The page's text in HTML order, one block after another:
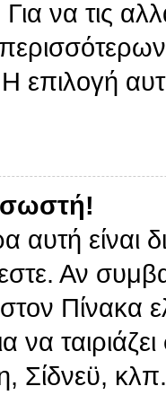
να τις
επιλογή
σωστή!
αυτή είναι
Αν
Πίνακα
να
Σίδνεϋ,